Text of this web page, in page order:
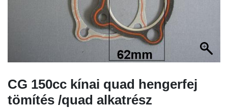
CG 150cc kínai quad hengerfej
tömítés /quad alkatrész